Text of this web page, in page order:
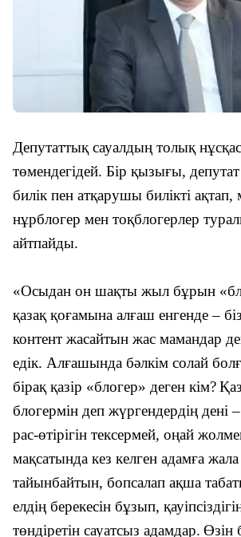
Депутаттық сауалдың толық
төмендегідей. Бір қызығы,
билік пен атқарушы билікті
нұрблогер мен тоқблогерлер
айтпайды.
«Осыдан он шақты жыл бұрын
қазақ қоғамына алғаш енгенде –
контент жасайтын жас мамандар
едік. Алғашында бәлкім солай
бірақ қазір «блогер» деген кім?
блогермін деп жүргендердің дені
рас-өтірігін тексермей, оңай
мақсатында кез келген адамға
тайынбайтын, бопсалап ақша
елдің берекесін бұзып,
төндіретін сауатсыз адамдар. Өзін